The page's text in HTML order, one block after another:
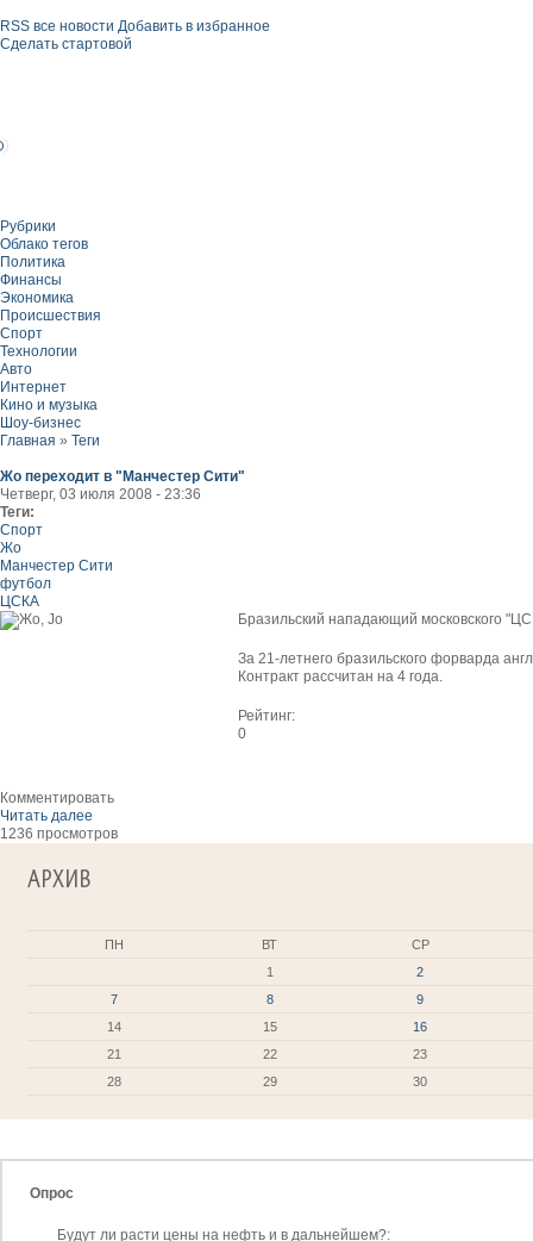
RSS все новости Добавить в избранное
Сделать стартовой
Рубрики
Облако тегов
Политика
Финансы
Экономика
Происшествия
Спорт
Технологии
Авто
Интернет
Кино и музыка
Шоу-бизнес
Главная » Теги
Жо переходит в "Манчестер Сити"
Четверг, 03 июля 2008 - 23:36
Теги:
Спорт
Жо
Манчестер Сити
футбол
ЦСКА
Бразильский нападающий московского
За 21-летнего бразильского форварда
Контракт рассчитан на 4 года.
Рейтинг:
0
Комментировать
Читать далее
1236 просмотров
АРХИВ
ПН ВТ
СР
1
2
7
8
9
14
15
16
21
22
23
28
29 30
Опрос
Будут ли расти цены на нефть и в дальнейшем?: